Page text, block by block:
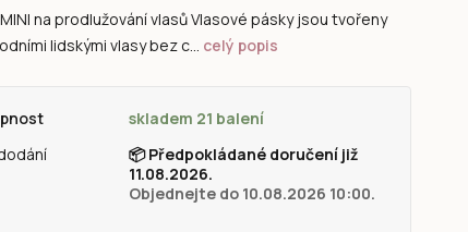
na prodlužování vlasů Vlasové pásky jsou tvořeny
lidskými vlasy bez c... celý popis
skladem 21 balení
📦Předpokládané doručení již
11.08.2026.
Objednejte do 10.08.2026 10:00.